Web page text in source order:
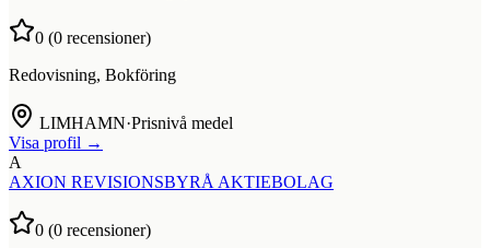
0 (0 recensioner)
Redovisning, Bokföring
LIMHAMN·Prisnivå medel
Visa profil →
A
AXION REVISIONSBYRÅ AKTIEBOLAG
0 (0 recensioner)